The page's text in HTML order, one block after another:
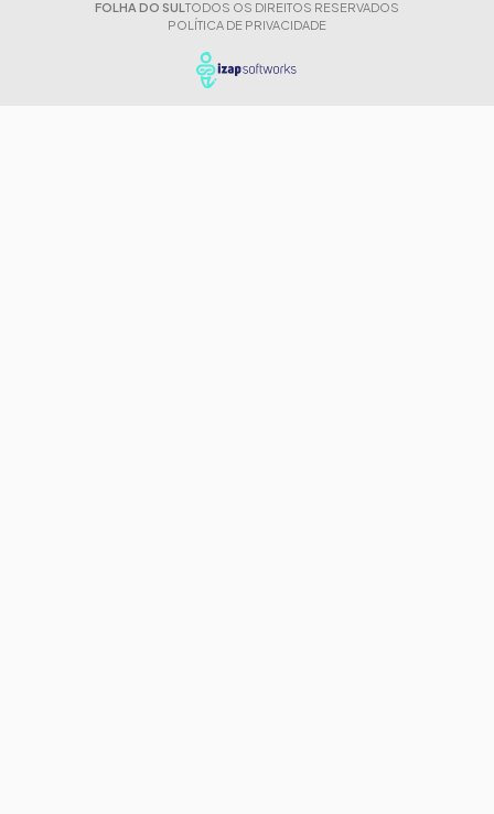
FOLHA DO SUL TODOS OS DIREITOS RESERVADOS
POLÍTICA DE PRIVACIDADE